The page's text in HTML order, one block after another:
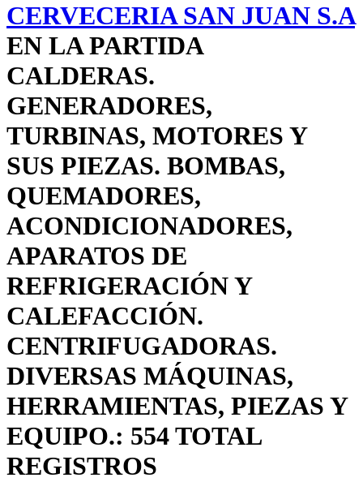
CERVECERIA SAN JUAN S.A
EN LA PARTIDA
CALDERAS.
GENERADORES,
TURBINAS, MOTORES Y
SUS PIEZAS. BOMBAS,
QUEMADORES,
ACONDICIONADORES,
APARATOS DE
REFRIGERACIÓN Y
CALEFACCIÓN.
CENTRIFUGADORAS.
DIVERSAS MÁQUINAS,
HERRAMIENTAS, PIEZAS Y
EQUIPO.: 554 TOTAL
REGISTROS